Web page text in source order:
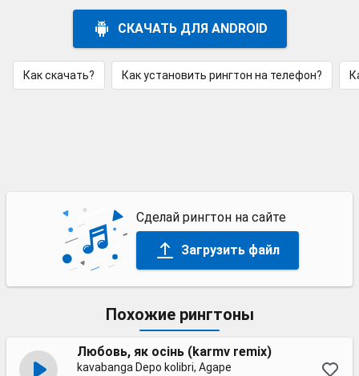
СКАЧАТЬ ДЛЯ ANDROID
Как скачать? Как установить рингтон на телефон?
Сделай рингтон на сайте
Загрузить файл
Похожие рингтоны
Любовь, як осінь (karmv remix)
kavabanga Depo kolibri, Agape